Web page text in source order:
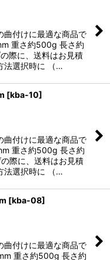
曲付けに最適な商品で
重さ約500g 長さ約
際に、送料はお見積
法選択時に （…
[kba-10]
曲付けに最適な商品で
重さ約500g 長さ約
際に、送料はお見積
法選択時に （…
[kba-08]
曲付けに最適な商品で
重さ約500g 長さ約